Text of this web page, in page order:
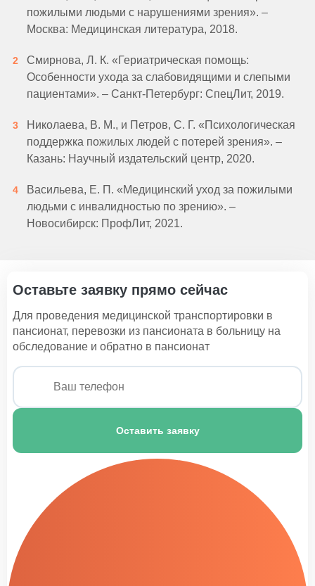
пожилыми людьми с нарушениями зрения». –
Москва: Медицинская литература, 2018.
Смирнова, Л. К. «Гериатрическая помощь:
Особенности ухода за слабовидящими и слепыми
пациентами». – Санкт-Петербург: СпецЛит, 2019.
Николаева, В. М., и Петров, С. Г. «Психологическая
поддержка пожилых людей с потерей зрения». –
Казань: Научный издательский центр, 2020.
Васильева, Е. П. «Медицинский уход за пожилыми
людьми с инвалидностью по зрению». –
Новосибирск: ПрофЛит, 2021.
Оставьте заявку прямо сейчас
Для проведения медицинской транспортировки в
пансионат, перевозки из пансионата в больницу на
обследование и обратно в пансионат
Оставить заявку